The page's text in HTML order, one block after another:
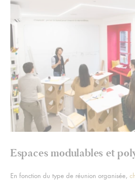
Espaces modulables et
En fonction du type de réunion organisée,